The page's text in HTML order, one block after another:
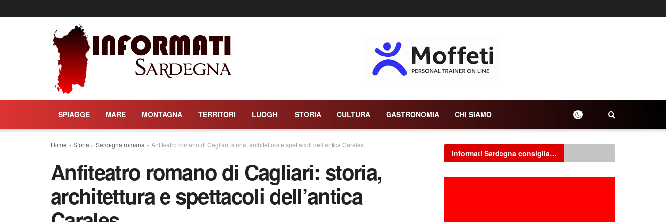
SPIAGGE MARE MONTAGNA TERRITORI LUOGHI STORIA CULTURA GASTRONOMIA CHI SIAMO
Home » Storia » Sardegna romana » Anfiteatro romano di Cagliari: storia, architettura e spettacoli dell’antica Carales
Anfiteatro romano di Cagliari: storia,
architettura e spettacoli dell’antica
Informati Sardegna consiglia…